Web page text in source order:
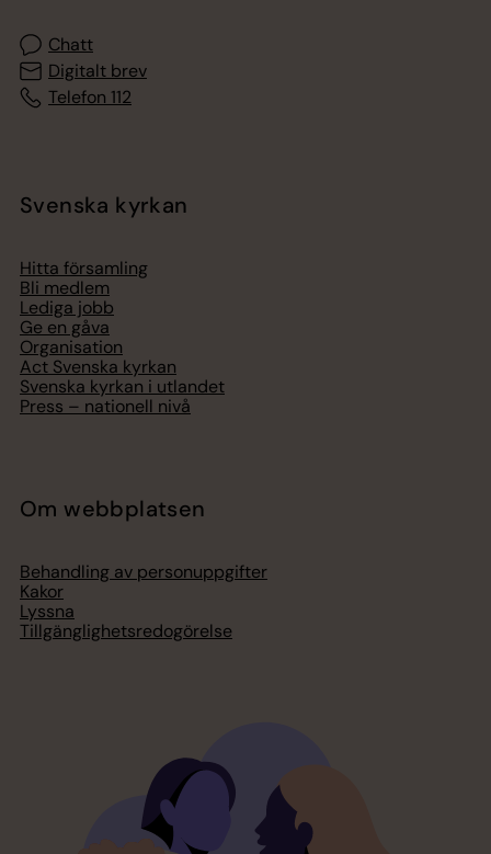
Chatt
Digitalt brev
Telefon 112
Svenska kyrkan
Hitta församling
Bli medlem
Lediga jobb
Ge en gåva
Organisation
Act Svenska kyrkan
Svenska kyrkan i utlandet
Press – nationell nivå
Om webbplatsen
Behandling av personuppgifter
Kakor
Lyssna
Tillgänglighetsredogörelse